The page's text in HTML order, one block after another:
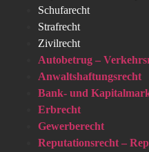
Schufarecht
Strafrecht
Zivilrecht
Autobetrug –
Anwaltshaftungsrecht
Bank- und
Erbrecht
Gewerberecht
Reputationsrecht –